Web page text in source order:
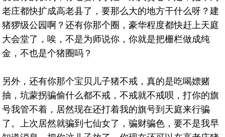
老庄都快扩成高老县了，要那么大的地方干什么呀？建
猪猡级公园啊？还有你那个圈，豪华程度都快赶上天庭
大会堂了，唉，不是为师说你，你就是把栅栏做成纯
金，不也是个猪圈吗？
另外，还有你那个宝贝儿子猪不戒，真的是吃喝嫖赌
抽，坑蒙拐骗偷什么都不戒，不戒就不戒呗，打你的旗
号我管不着，居然现在还打着我的旗号到天庭来行骗
了。上次居然就骗到七仙女了，骗财骗色，要不是我早